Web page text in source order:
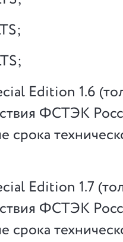
Edition 1.6
ФСТЭК
срока
Edition 1.7
ФСТЭК
срока